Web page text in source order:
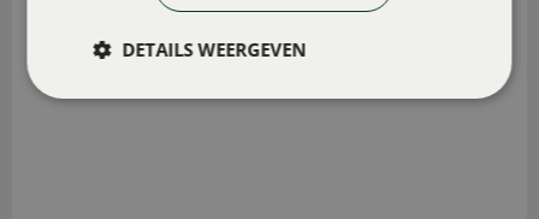
DETAILS WEERGEVEN